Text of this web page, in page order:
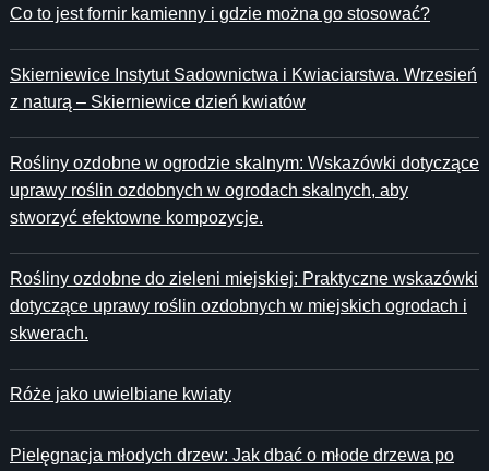
Co to jest fornir kamienny i gdzie można go stosować?
Skierniewice Instytut Sadownictwa i Kwiaciarstwa. Wrzesień
z naturą – Skierniewice dzień kwiatów
Rośliny ozdobne w ogrodzie skalnym: Wskazówki dotyczące
uprawy roślin ozdobnych w ogrodach skalnych, aby
stworzyć efektowne kompozycje.
Rośliny ozdobne do zieleni miejskiej: Praktyczne wskazówki
dotyczące uprawy roślin ozdobnych w miejskich ogrodach i
skwerach.
Róże jako uwielbiane kwiaty
Pielęgnacja młodych drzew: Jak dbać o młode drzewa po